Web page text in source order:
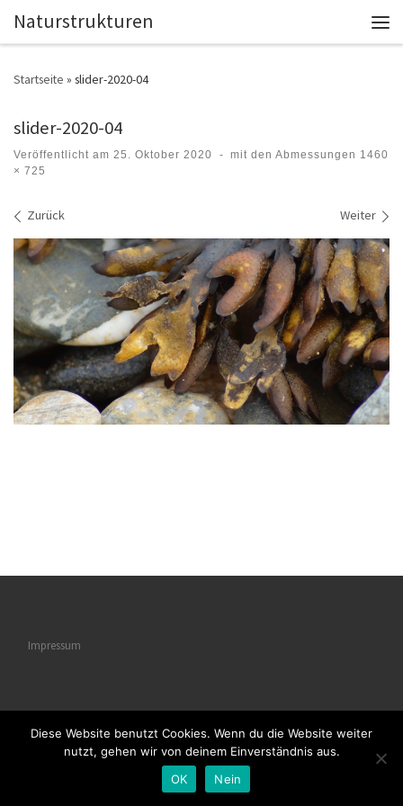
Zum Inhalt springen
Naturstrukturen
Startseite » slider-2020-04
slider-2020-04
Veröffentlicht am 25. Oktober 2020 - mit den Abmessungen 1460
× 725
Bilder Navigation
Zurück Weiter
Impressum
© 2026Naturstrukturen– Alle Rechte vorbehalten
– Entworfen mit dem
Diese Website benutzt Cookies. Wenn du die Website weiter
nutzt, gehen wir von deinem Einverständnis aus.
OK
Nein